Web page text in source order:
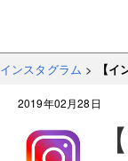
インスタグラム > 【
2019年02月28日